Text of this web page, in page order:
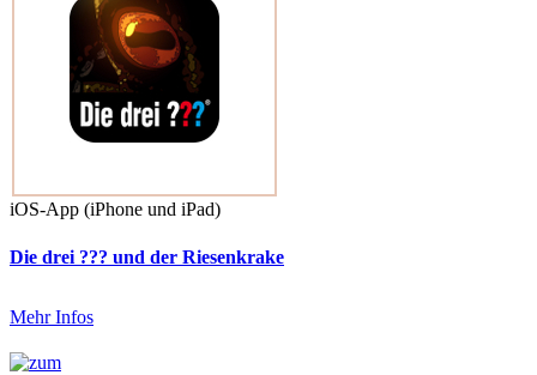
iOS-App (iPhone und iPad)
Die drei ??? und der Riesenkrake
Mehr Infos